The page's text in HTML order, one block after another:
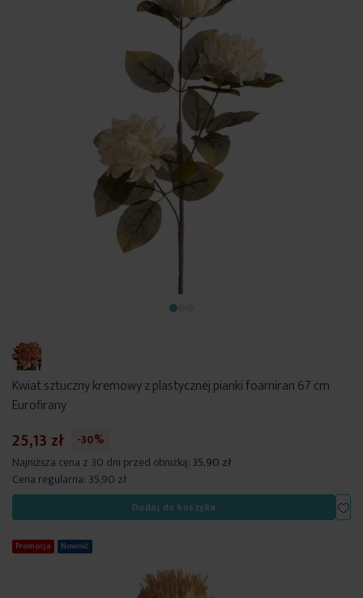
Kwiat sztuczny kremowy z plastycznej pianki foamiran 67 cm
Eurofirany
25,13 zł
-30%
Najniższa cena z 30 dni przed obniżką:35,90 zł
Cena regularna: 35,90 zł
Dodaj do koszyka
Promocja Nowość